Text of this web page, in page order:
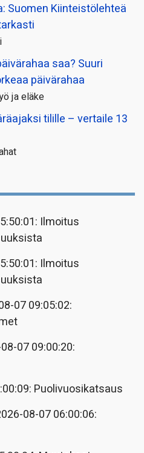
Suomen Kiinteistölehteä
saa? Suuri
päivärahaa
ja eläke
tilille – vertaile 13
Ilmoitus
Ilmoitus
07 09:05:02:
07 09:00:20:
Puolivuosikatsaus
08-07 06:00:06: